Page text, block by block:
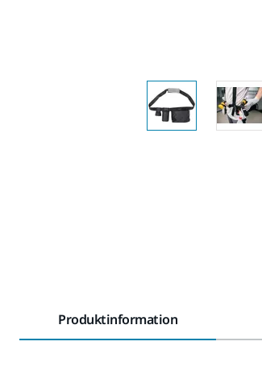
Produktinformation